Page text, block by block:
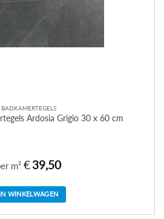
BADKAMERTEGELS
Ardosia Grigio 30 x 60 cm
m² €39,50
IN WINKELWAGEN